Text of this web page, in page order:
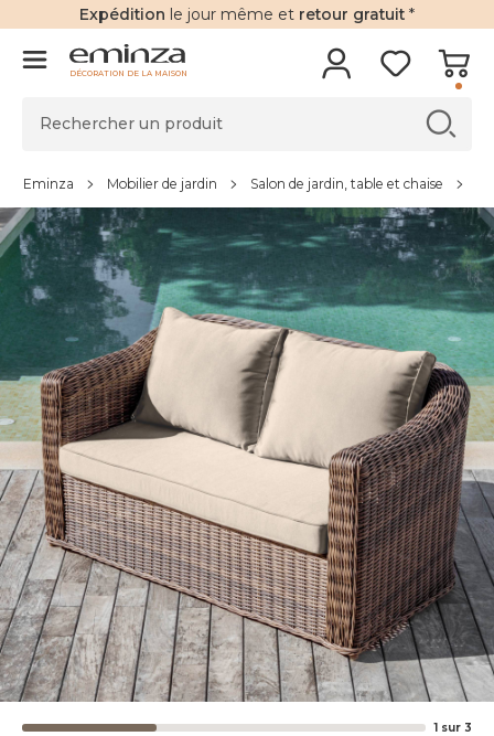
Expédition le jour même et retour gratuit *
DÉCORATION DE LA MAISON
Eminza Mobilier de jardin Salon de jardin, table et chaise
1 sur 3